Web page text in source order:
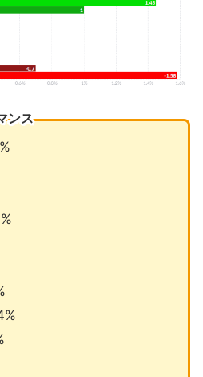
ンス